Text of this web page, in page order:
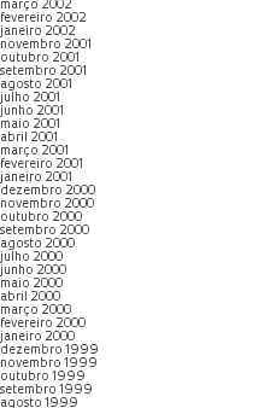
março 2002
fevereiro 2002
janeiro 2002
novembro 2001
outubro 2001
setembro 2001
agosto 2001
julho 2001
junho 2001
maio 2001
abril 2001
março 2001
fevereiro 2001
janeiro 2001
dezembro 2000
novembro 2000
outubro 2000
setembro 2000
agosto 2000
julho 2000
junho 2000
maio 2000
abril 2000
março 2000
fevereiro 2000
janeiro 2000
dezembro 1999
novembro 1999
outubro 1999
setembro 1999
agosto 1999